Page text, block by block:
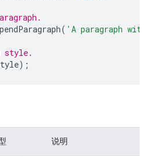
( 'A paragraph
style.
);
说明